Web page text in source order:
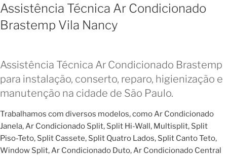
Assistência Técnica Ar Condicionado
Brastemp Vila Nancy
Assistência Técnica Ar Condicionado Brastemp
para instalação, conserto, reparo, higienização e
manutenção na cidade de São Paulo.
Trabalhamos com diversos modelos, como Ar Condicionado
Janela, Ar Condicionado Split, Split Hi-Wall, Multisplit, Split
Piso-Teto, Split Cassete, Split Quatro Lados, Split Canto Teto,
Window Split, Ar Condicionado Duto, Ar Condicionado Central